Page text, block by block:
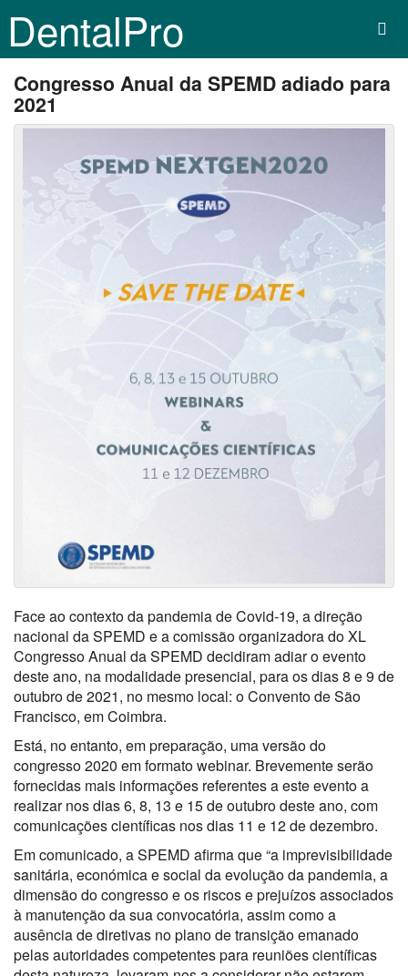
DentalPro
Congresso Anual da SPEMD adiado para
2021
Face ao contexto da pandemia de Covid-19, a direção
nacional da SPEMD e a comissão organizadora do XL
Congresso Anual da SPEMD decidiram adiar o evento
deste ano, na modalidade presencial, para os dias 8 e 9 de
outubro de 2021, no mesmo local: o Convento de São
Francisco, em Coimbra.
Está, no entanto, em preparação, uma versão do
congresso 2020 em formato webinar. Brevemente serão
fornecidas mais informações referentes a este evento a
realizar nos dias 6, 8, 13 e 15 de outubro deste ano, com
comunicações científicas nos dias 11 e 12 de dezembro.
Em comunicado, a SPEMD afirma que “a imprevisibilidade
sanitária, económica e social da evolução da pandemia, a
dimensão do congresso e os riscos e prejuízos associados
à manutenção da sua convocatória, assim como a
ausência de diretivas no plano de transição emanado
pelas autoridades competentes para reuniões científicas